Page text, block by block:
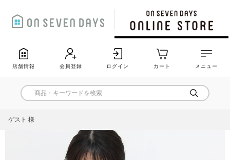
店舗情報 会員登録 ログイン カート メニュー
ゲスト 様